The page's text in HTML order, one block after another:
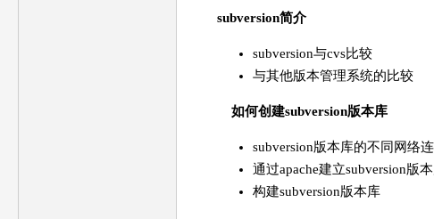
subversion简介
subversion与cvs比较
与其他版本管理系统的比较
如何创建subversion版本库
subversion版本库的不同网络
通过apache建立subversion版
构建subversion版本库